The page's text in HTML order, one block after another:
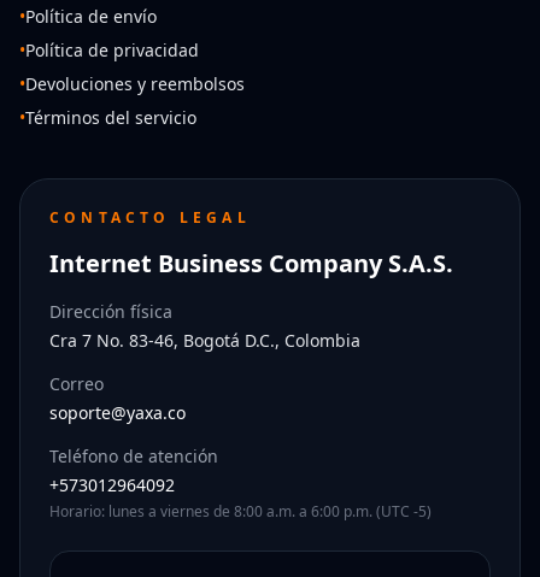
•Política de envío
•Política de privacidad
•Devoluciones y reembolsos
•Términos del servicio
CONTACTO LEGAL
Internet Business Company S.A.S.
Dirección física
Cra 7 No. 83-46, Bogotá D.C., Colombia
Correo
soporte@yaxa.co
Teléfono de atención
+573012964092
Horario: lunes a viernes de 8:00 a.m. a 6:00 p.m. (UTC -5)